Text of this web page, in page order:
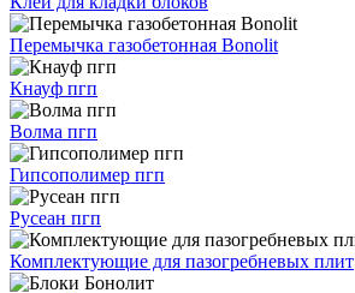
Перемычка газобетонная Bonolit
Кнауф пгп
Волма пгп
Гипсополимер пгп
Русеан пгп
Комплектующие для пазогребневых плит